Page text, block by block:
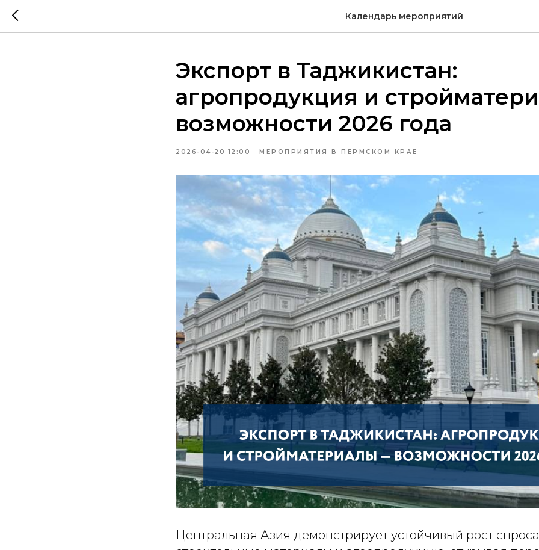
Календарь мероприятий
Экспорт в Таджикистан:
агропродукция и
возможности 2026 года
2026-04-20 12:00 МЕРОПРИЯТИЯ В ПЕРМСКОМ КРАЕ
Центральная Азия демонстрирует устойчивый рост